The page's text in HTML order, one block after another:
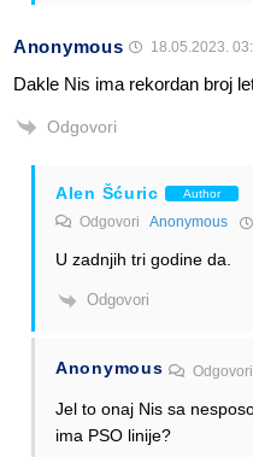
Anonymous 18.05.2023.
Dakle Nis ima rekordan broj
Odgovori
Alen Šćuric Author
Odgovori Anonymous
U zadnjih tri godine da.
Odgovori
Anonymous
Jel to onaj Nis sa
ima PSO linije?